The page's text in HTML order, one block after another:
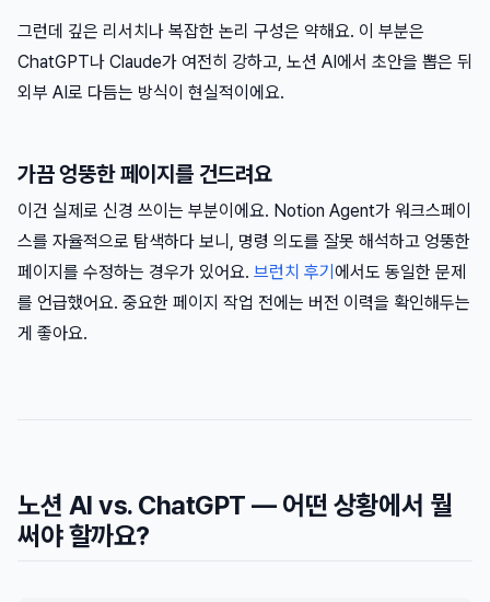
그런데 깊은 리서치나 복잡한 논리 구성은 약해요. 이 부분은
ChatGPT나 Claude가 여전히 강하고, 노션 AI에서 초안을 뽑은 뒤
외부 AI로 다듬는 방식이 현실적이에요.
가끔 엉뚱한 페이지를 건드려요
이건 실제로 신경 쓰이는 부분이에요. Notion Agent가 워크스페이
스를 자율적으로 탐색하다 보니, 명령 의도를 잘못 해석하고 엉뚱한
페이지를 수정하는 경우가 있어요. 브런치 후기 에서도 동일한 문제
를 언급했어요. 중요한 페이지 작업 전에는 버전 이력을 확인해두는
게 좋아요.
노션 AI vs. ChatGPT — 어떤 상황에서 뭘
써야 할까요?